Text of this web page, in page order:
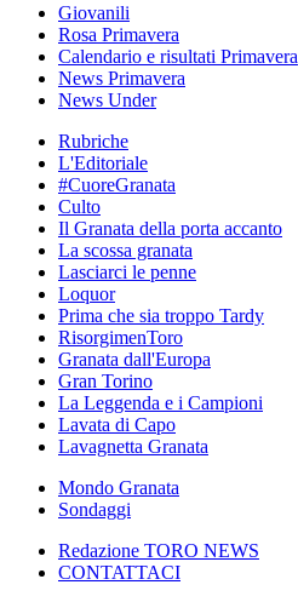
Giovanili
Rosa Primavera
Calendario e risultati Primavera
News Primavera
News Under
Rubriche
L'Editoriale
#CuoreGranata
Culto
Il Granata della porta accanto
La scossa granata
Lasciarci le penne
Loquor
Prima che sia troppo Tardy
RisorgimenToro
Granata dall'Europa
Gran Torino
La Leggenda e i Campioni
Lavata di Capo
Lavagnetta Granata
Mondo Granata
Sondaggi
Redazione TORO NEWS
CONTATTACI